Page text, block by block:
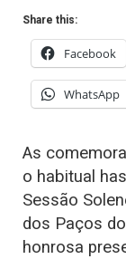
Share this:
Facebook
WhatsApp
As
o habitual
Sessão
dos Paços
honrosa